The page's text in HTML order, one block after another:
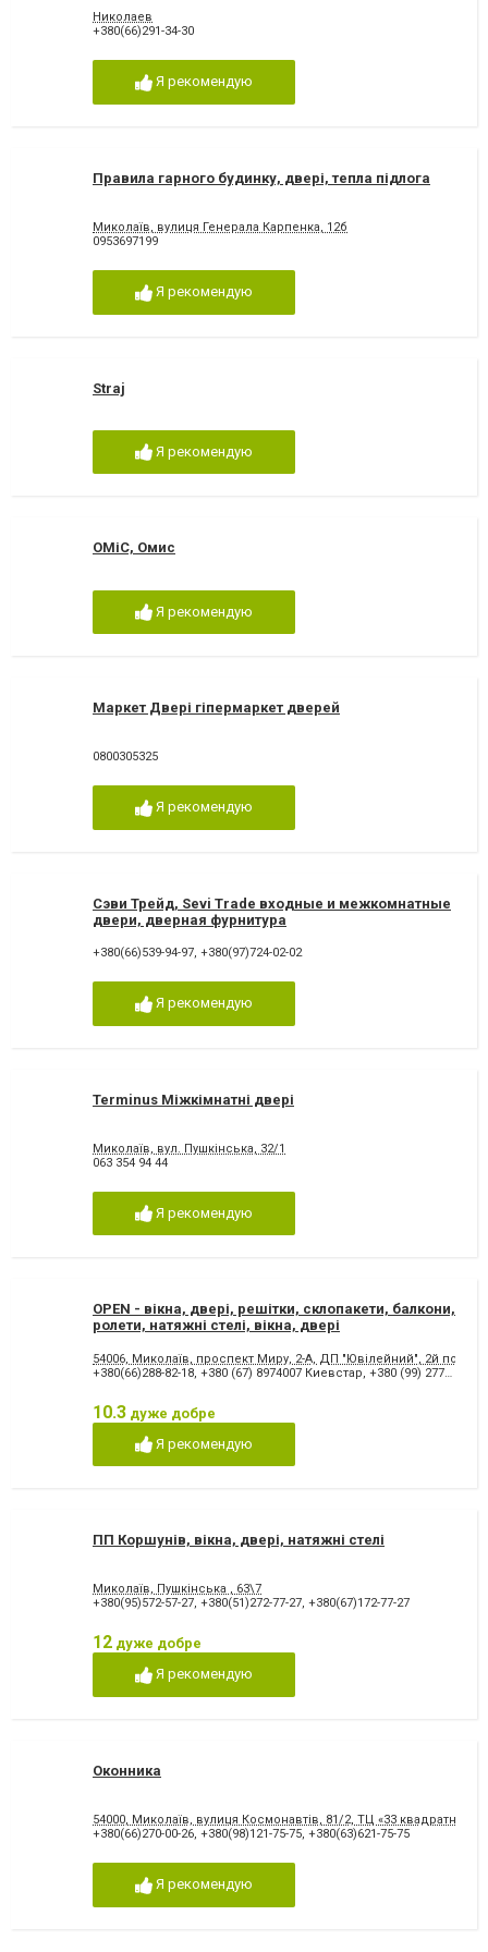
Николаев
+380(66)291-34-30
Я рекомендую
Правила гарного будинку, двері, тепла підлога
Миколаїв, вулиця Генерала Карпенка, 12б
0953697199
Я рекомендую
Straj
Я рекомендую
ОМіС, Омис
Я рекомендую
Маркет Двері гіпермаркет дверей
0800305325
Я рекомендую
Сэви Трейд, Sevi Trade входные и межкомнатные
двери, дверная фурнитура
+380(66)539-94-97, +380(97)724-02-02
Я рекомендую
Terminus Міжкімнатні двері
Миколаїв, вул. Пушкінська, 32/1
063 354 94 44
Я рекомендую
OPEN - вікна, двері, решітки, склопакети, балкони,
ролети, натяжні стелі, вікна, двері
54006, Миколаїв, проспект Миру, 2-А, ДП "Ювілейний", 2й поверх
+380(66)288-82-18, +380 (67) 8974007 Киевстар, +380 (99) 2773467 МТС
10.3 дуже добре
Я рекомендую
ПП Коршунів, вікна, двері, натяжні стелі
Миколаїв, Пушкінська , 63\7
+380(95)572-57-27, +380(51)272-77-27, +380(67)172-77-27
12 дуже добре
Я рекомендую
Оконника
54000, Миколаїв, вулиця Космонавтів, 81/2, ТЦ «33 квадратні
+380(66)270-00-26, +380(98)121-75-75, +380(63)621-75-75
Я рекомендую